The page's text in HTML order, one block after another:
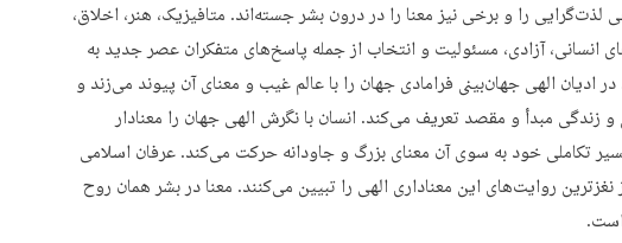
لذت‌گرایی را و برخی نیز معنا را در درون بشر جسته‌اند. متافیزیک، هنر، اخلاق،
انسانی، آزادی، مسئولیت و انتخاب از جمله پاسخ‌های متفکران عصر جدید به
ادیان الهی جهان‌بینی فرامادی جهان را با عالم غیب و معنای آن پیوند می‌زند و
زندگی مبدأ و مقصد تعریف می‌کند. انسان با نگرش الهی جهان را معنادار
تکاملی خود به سوی آن معنای بزرگ و جاودانه حرکت می‌کند. عرفان اسلامی
نغزترین روایت‌های این معناداری الهی را تبیین می‌کنند. معنا در بشر همان روح